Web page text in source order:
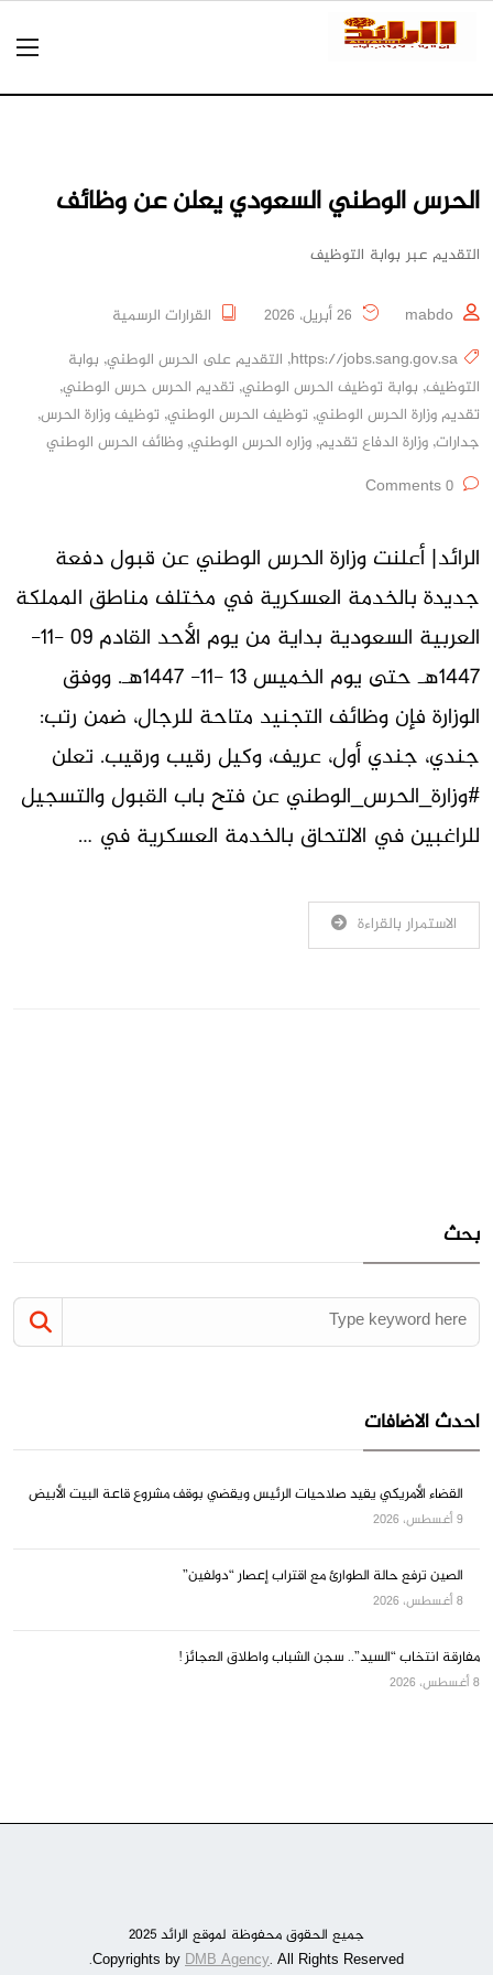
الحرس الوطني السعودي يعلن عن وظائف
التقديم عبر بوابة التوظيف
mabdo
القرارات الرسمية
https://jobs.sang.gov.sa
, التقديم على الحرس الوطني, بوابة
التوظيف, بوابة توظيف الحرس الوطني, تقديم الحرس حرس الوطني,
تقديم وزارة الحرس الوطني, توظيف الحرس الوطني, توظيف وزارة الحرس,
جدارات, وزارة الدفاع تقديم, وزاره الحرس الوطني, وظائف الحرس الوطني
الرائد| أعلنت وزارة الحرس الوطني عن قبول دفعة
جديدة بالخدمة العسكرية في مختلف مناطق المملكة
العربية السعودية بداية من يوم الأحد القادم 09 -11-
1447هـ حتى يوم الخميس 13 -11- 1447هـ. ووفق
الوزارة فإن وظائف التجنيد متاحة للرجال، ضمن رتب:
جندي، جندي أول، عريف، وكيل رقيب ورقيب. تعلن
#وزارة_الحرس_الوطني عن فتح باب القبول والتسجيل
للراغبين في الالتحاق بالخدمة العسكرية في …
الاستمرار بالقراءة
بحث
احدث الاضافات
القضاء الأمريكي يقيد صلاحيات الرئيس ويقضي بوقف مشروع قاعة البيت الأبيض
9 أغسطس، 2026
الصين ترفع حالة الطوارئ مع اقتراب إعصار “دولفين”
8 أغسطس، 2026
مفارقة انتخاب “السيد”.. سجن الشباب واطلاق العجائز !
8 أغسطس، 2026
جميع الحقوق محفوظة لموقع الرائد 2025
DMB Agency. All Rights Reserved.